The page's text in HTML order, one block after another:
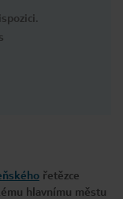
řetězce
hlavnímu městu